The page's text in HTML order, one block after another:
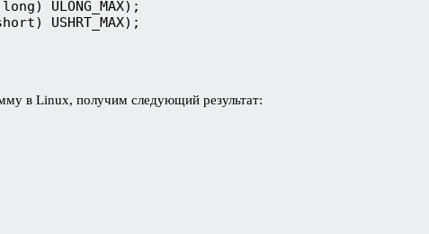
ULONG_MAX);
USHRT_MAX);
в Linux, получим следующий результат: